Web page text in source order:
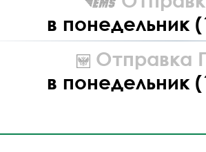
в понедельник
Отправка
в понедельник